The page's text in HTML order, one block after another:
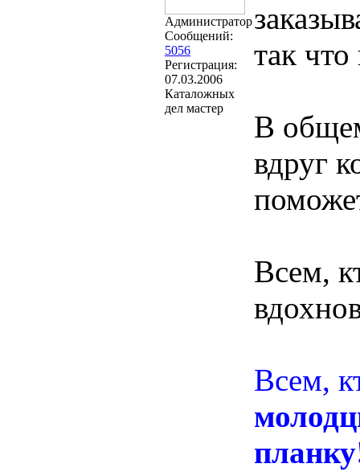
Администратор
Сообщений:
5056
Регистрация:
07.03.2006
Каталожных
дел мастер
так
В
вдруг
Всем,
Всем,